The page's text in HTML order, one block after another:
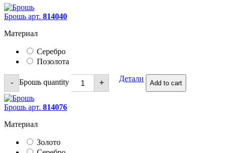
Брошь арт. 814040
Материал
Серебро
Позолота
- Брошь quantity + Детали
Add to cart
Брошь арт. 814076
Материал
Золото